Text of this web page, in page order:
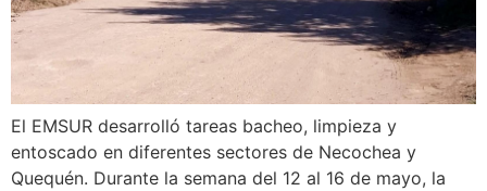
El EMSUR desarrolló tareas bacheo, limpieza y
entoscado en diferentes sectores de Necochea y
Quequén. Durante la semana del 12 al 16 de mayo, la